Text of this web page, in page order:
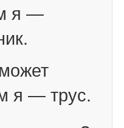
я —
я — трус.